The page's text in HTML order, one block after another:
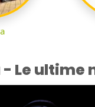
- Le ultime